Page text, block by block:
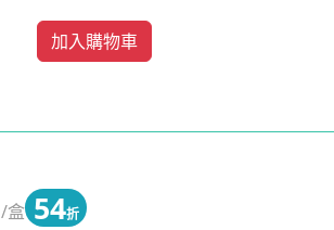
加入購物車
/盒 54折